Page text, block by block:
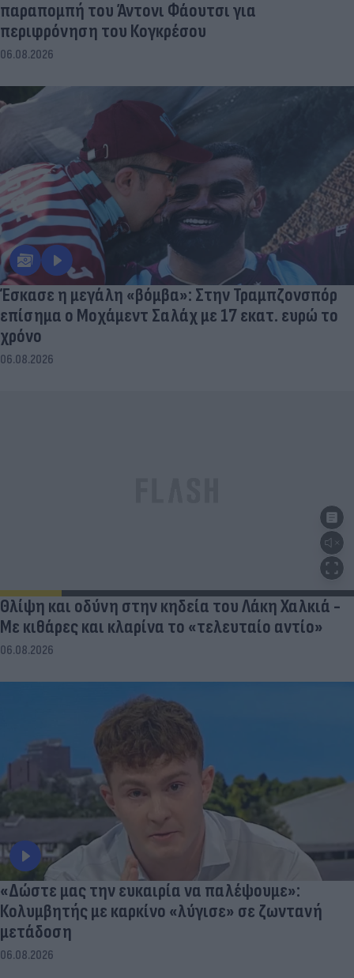
παραπομπή του Άντονι Φάουτσι για
περιφρόνηση του Κογκρέσου
06.08.2026
Έσκασε η μεγάλη «βόμβα»: Στην Τραμπζονσπόρ
επίσημα ο Μοχάμεντ Σαλάχ με 17 εκατ. ευρώ το
χρόνο
06.08.2026
Θλίψη και οδύνη στην κηδεία του Λάκη Χαλκιά -
Με κιθάρες και κλαρίνα το «τελευταίο αντίο»
06.08.2026
«Δώστε μας την ευκαιρία να παλέψουμε»:
Κολυμβητής με καρκίνο «λύγισε» σε ζωντανή
μετάδοση
06.08.2026